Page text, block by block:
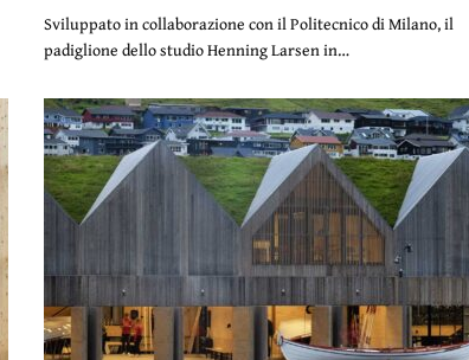
Sviluppato in collaborazione con il Politecnico di Milano, il
padiglione dello studio Henning Larsen in…